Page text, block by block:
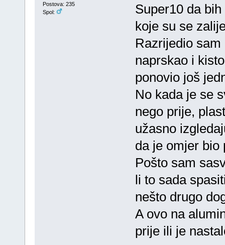
Postova: 235
Spol:
Super10 da
koje su se
Razrijedio
naprskao i
ponovio još
No kada je se
nego prije,
užasno
da je omjer bio
Pošto sam
li to sada
nešto drugo
A ovo na
prije ili je